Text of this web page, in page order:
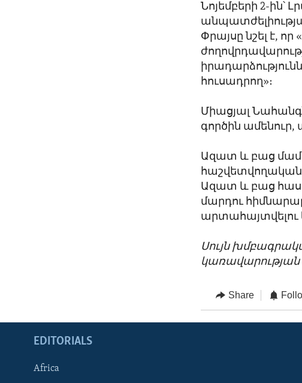
Նոյեմբերի 2-ին՝
Փրայսը նշել է,
հուսադրող»։
Միացյալ
գործին ամենուր,
Ազատ և բաց
Ազատ և բաց
մարդու
արտահայտվելու
Սույն
կառավարության
Share
EDITORIALS
Africa